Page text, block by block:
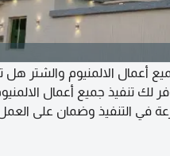
أعمال الالمنيوم والشتر
لك تنفيذ جميع أعمال
في التنفيذ وضمان على